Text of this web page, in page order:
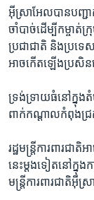
អ៊ីស្រាអែល​បាន​បញ្ជា
ចាំបាច់​ដើម្បី​កម្ចា
ប្រជាជាតិ ​និង​ប្រទេ
អាច​កើតឡើង​ប្រសិនប
ទ្រង់ទ្រាយ​ធំ​នៅ​ក្នុង​
ពាក់​កណ្ដាល​កំពុង​ជ្
រដ្ឋមន្ត្រី​ការពារ​ជ
នេះ​ម្ដងទៀត​នៅ​ក្នុង​
មន្ត្រី​ការពារ​ជាតិ​